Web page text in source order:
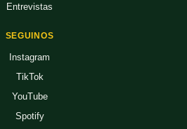
Entrevistas
SEGUINOS
Instagram
TikTok
YouTube
Spotify